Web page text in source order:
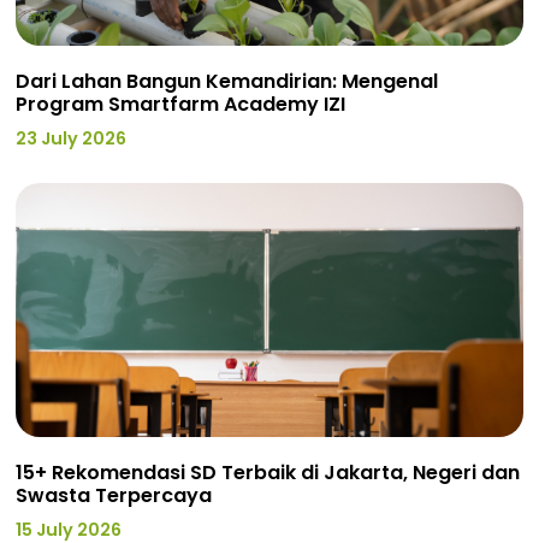
Dari Lahan Bangun Kemandirian: Mengenal
Program Smartfarm Academy IZI
23 July 2026
15+ Rekomendasi SD Terbaik di Jakarta, Negeri dan
Swasta Terpercaya
15 July 2026